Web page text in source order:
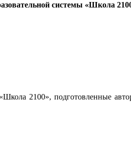
системы «Школа
2100», подготовленные